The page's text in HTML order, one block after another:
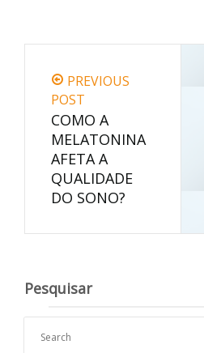
PREVIOUS
POST
COMO A
MELATONINA
AFETA A
QUALIDADE
DO SONO?
Pesquisar